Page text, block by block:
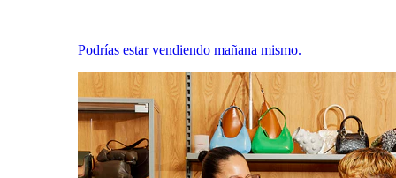
Podrías estar vendiendo mañana mismo.